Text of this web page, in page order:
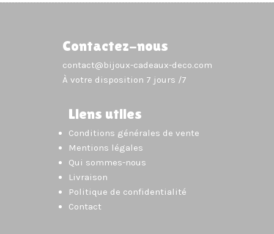
Contactez-nous
contact@bijoux-cadeaux-deco.com
À votre disposition 7 jours /7
Liens utiles
Conditions générales de vente
Mentions légales
Qui sommes-nous
Livraison
Politique de confidentialité
Contact